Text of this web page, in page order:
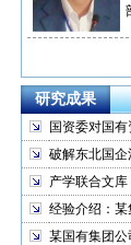
研究成果
国资委对国
破解东北国
产学联合文
经验介绍：某
某国有集团公